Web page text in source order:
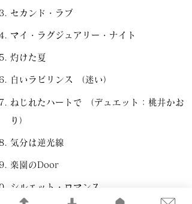
セカンド・ラブ
マイ・ラグジュアリー・ナイト
灼けた夏
白いラビリンス （迷い）
ねじれたハートで （デュエット：桃井かお
り）
気分は逆光線
楽園のDoor
シルエット・ロマンス